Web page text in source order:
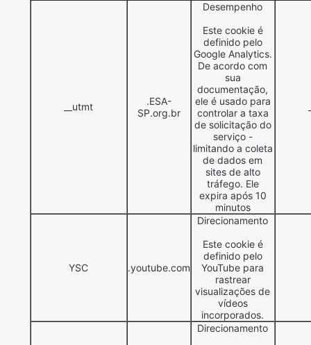
__utmt
.ESA-
SP.org.br
Desempenho
Este cookie é
definido pelo
Google Analytics.
De acordo com
sua
documentação,
ele é usado para
controlar a taxa
de solicitação do
serviço -
limitando a coleta
de dados em
sites de alto
tráfego. Ele
expira após 10
minutos
YSC .youtube.com
Direcionamento
Este cookie é
definido pelo
YouTube para
rastrear
visualizações de
vídeos
incorporados.
Direcionamento